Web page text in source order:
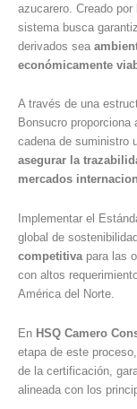
azucarero. Creado
sistema busca
derivados sea
económicamente
A través de una
Bonsucro
cadena de suministro
asegurar la
mercados
Implementar el
global de
competitivapara las
con altos
América del Norte.
En HSQ Camero
etapa de este
de la certificación,
alineada con los